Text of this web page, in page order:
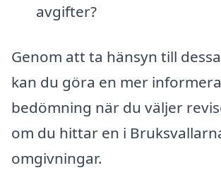
avgifter?
Genom att ta hänsyn till
kan du göra en mer
bedömning när du väljer
om du hittar en i
omgivningar.